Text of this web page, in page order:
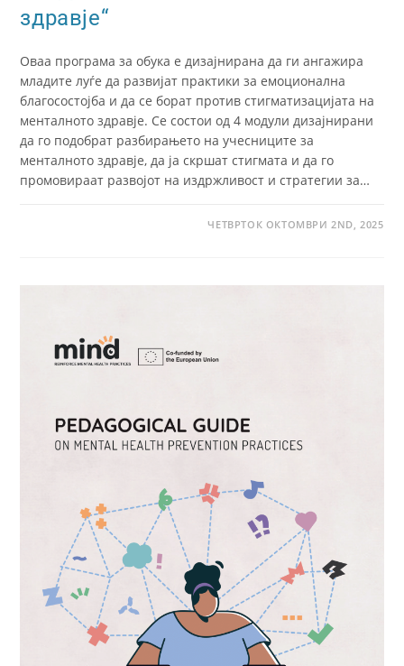
здравје“
Оваа програма за обука е дизајнирана да ги ангажира
младите луѓе да развијат практики за емоционална
благосостојба и да се борат против стигматизацијата на
менталното здравје. Се состои од 4 модули дизајнирани
да го подобрат разбирањето на учесниците за
менталното здравје, да ја скршат стигмата и да го
промовираат развојот на издржливост и стратегии за…
ЧЕТВРТОК ОКТОМВРИ 2ND, 2025